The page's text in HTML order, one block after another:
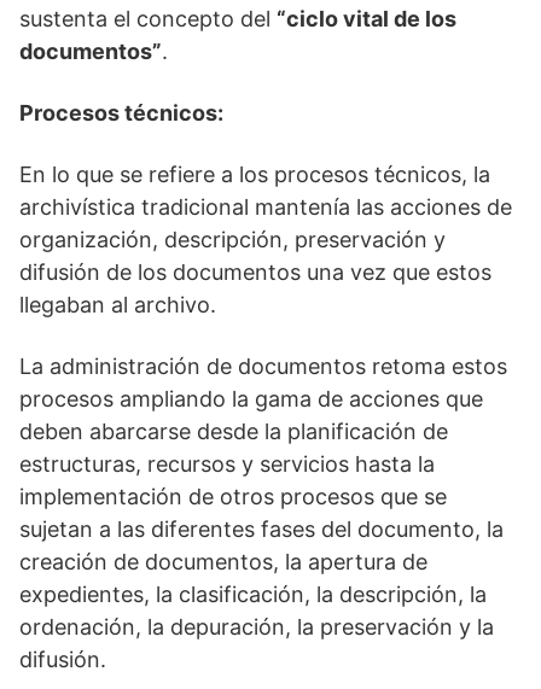
sustenta el concepto del “ciclo vital de los
documentos”.
Procesos técnicos:
En lo que se refiere a los procesos técnicos, la
archivística tradicional mantenía las acciones de
organización, descripción, preservación y
difusión de los documentos una vez que estos
llegaban al archivo.
La administración de documentos retoma estos
procesos ampliando la gama de acciones que
deben abarcarse desde la planificación de
estructuras, recursos y servicios hasta la
implementación de otros procesos que se
sujetan a las diferentes fases del documento, la
creación de documentos, la apertura de
expedientes, la clasificación, la descripción, la
ordenación, la depuración, la preservación y la
difusión.